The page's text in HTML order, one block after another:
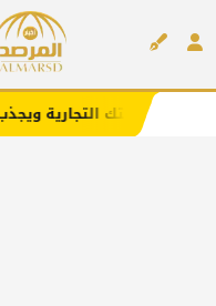
ويجذب لك مزيدًا من